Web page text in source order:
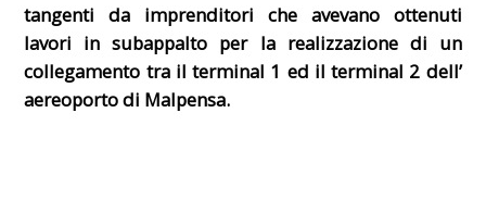
tangenti da imprenditori che avevano ottenuti
lavori in subappalto per la realizzazione di un
collegamento tra il terminal 1 ed il terminal 2 dell’
aereoporto di Malpensa.